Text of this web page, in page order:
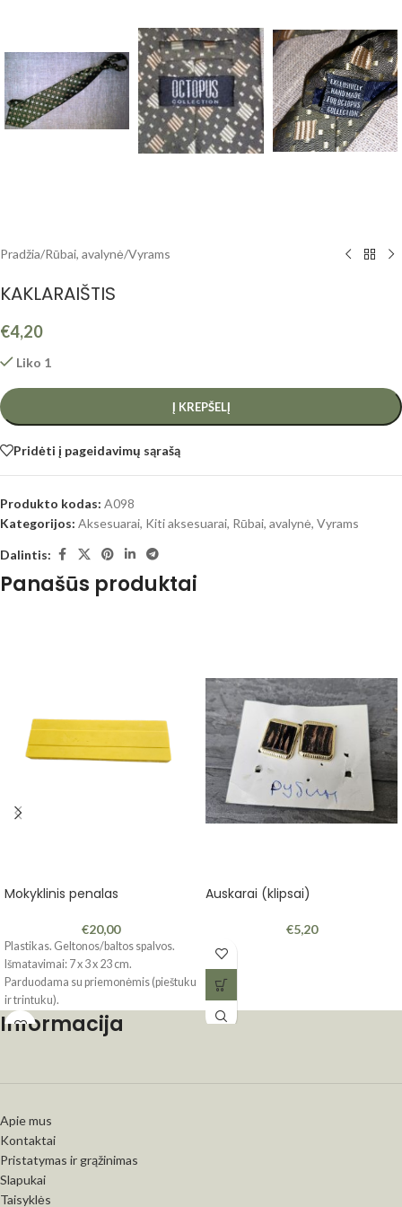
Pradžia/Rūbai, avalynė/Vyrams
KAKLARAIŠTIS
€4,20
Liko 1
Į KREPŠELĮ
Pridėti į pageidavimų sąrašą
Produkto kodas: A098
Kategorijos: Aksesuarai, Kiti aksesuarai, Rūbai, avalynė, Vyrams
Dalintis:
Panašūs produktai
Mokyklinis penalas
€20,00
Plastikas. Geltonos/baltos spalvos.
Išmatavimai: 7 x 3 x 23 cm.
Parduodama su priemonėmis (pieštuku
ir trintuku).
Auskarai (klipsai)
€5,20
Informacija
Apie mus
Kontaktai
Pristatymas ir grąžinimas
Slapukai
Taisyklės